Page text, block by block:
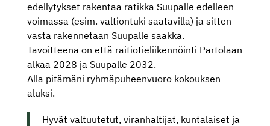
edellytykset rakentaa ratikka Suupalle edelleen
voimassa (esim. valtiontuki saatavilla) ja sitten
vasta rakennetaan Suupalle saakka.
Tavoitteena on että raitiotieliikennöinti Partolaan
alkaa 2028 ja Suupalle 2032.
Alla pitämäni ryhmäpuheenvuoro kokouksen
aluksi.
Hyvät valtuutetut, viranhaltijat, kuntalaiset ja